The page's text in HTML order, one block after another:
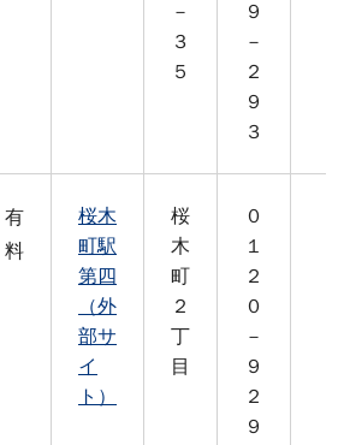
－
３
５
９
－
２
９
３
有
料
桜木
町駅
第四
（外
部サ
イ
ト）
桜
木
町
２
丁
目
０
１
２
０
－
９
２
９